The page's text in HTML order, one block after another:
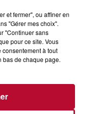
et fermer", ou affiner en
"Gérer mes choix".
"Continuer sans
pour ce site. Vous
consentement à tout
bas de chaque page.